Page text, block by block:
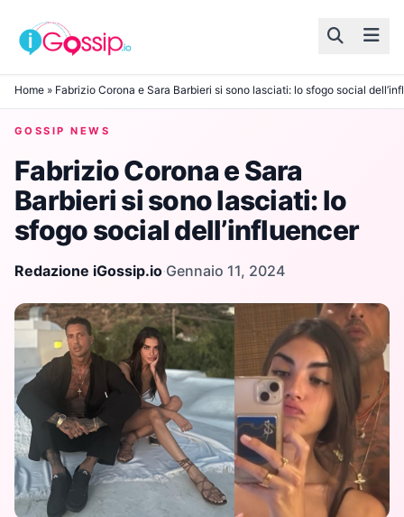
Skip to content
Home » Fabrizio Corona e Sara Barbieri si sono lasciati: lo sfogo social
GOSSIP NEWS
Fabrizio Corona e Sara
Barbieri si sono lasciati: lo
sfogo social dell’influencer
Redazione iGossip.io·Gennaio 11, 2024